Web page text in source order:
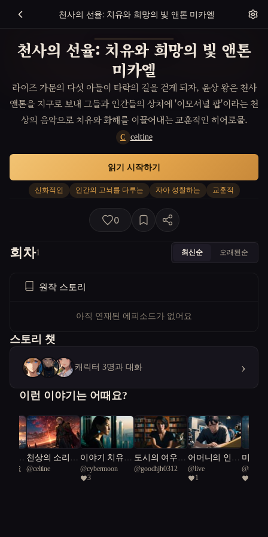
천사의 선율: 치유와 희망의 빛 앤톤 미카엘
천사의 선율: 치유와 희망의 빛 앤톤
미카엘
라이즈 가문의 다섯 아들이 타락의 길을 걷게 되자, 윤상 왕은 천사
앤톤을 지구로 보내 그들과 인간들의 상처에 '이모셔널 팝'이라는 천
상의 음악으로 치유와 화해를 이끌어내는 교훈적인 히어로물.
C celtine
신화적인 인간의 고뇌를 다루는 자아 성찰하는 교훈적
읽기 시작하기
0
회차1 최신순 오래된순
원작 스토리
아직 연재된 에피소드가 없어요
스토리 챗
캐릭터 3명과 대화 ›
이런 이야기는 어때요?
울은
울보
세요
천상의 소리
이모셔널 팝
@celtine
이야기 치유
사: 서울의 감
정 여행
@cybermoon
3
도시의 여우:
개발과 유머
@goodhjh0312
어머니의 인형
극
@live
1
미래
건축
과 기
@urgent
Green